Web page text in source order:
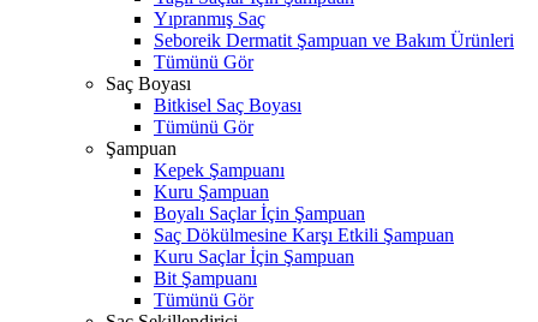
Yıpranmış Saç
Seboreik Dermatit Şampuan ve Bakım Ürünleri
Tümünü Gör
Saç Boyası
Bitkisel Saç Boyası
Tümünü Gör
Şampuan
Kepek Şampuanı
Kuru Şampuan
Boyalı Saçlar İçin Şampuan
Saç Dökülmesine Karşı Etkili Şampuan
Kuru Saçlar İçin Şampuan
Bit Şampuanı
Tümünü Gör